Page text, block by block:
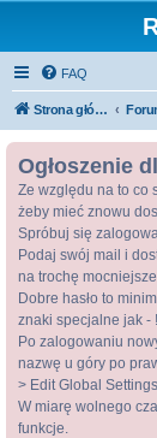
FAQ
Strona główna
Ogłoszenie
Ze względu na to co
żeby mieć znowu
Spróbuj się
Podaj swój mail i
na trochę
Dobre hasło to
znaki specjalne jak -
Po zalogowaniu
nazwę u góry po
> Edit Global
W miarę wolnego
funkcje.